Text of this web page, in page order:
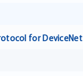
for DeviceNet